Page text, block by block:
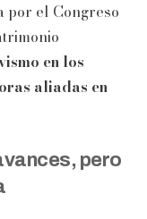
por el Congreso
en los
aliadas en
pero